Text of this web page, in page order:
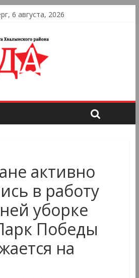
6 августа, 2026
активно
в работу
уборке
Победы
на